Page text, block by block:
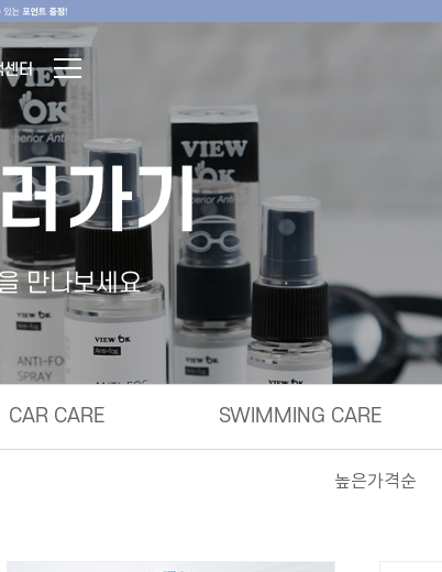
센터
가기
만나보세요
CAR CARE SWIMMING CARE
높은가격순